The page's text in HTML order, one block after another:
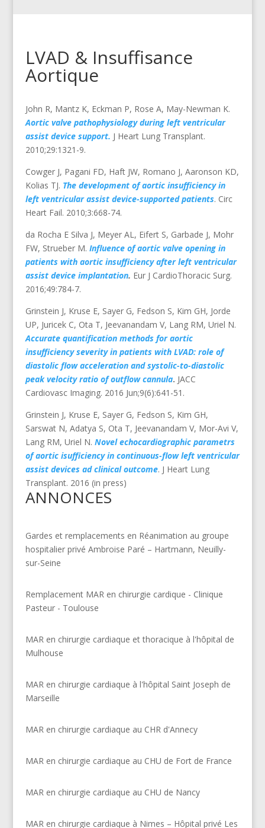
LVAD & Insuffisance
Aortique
John R, Mantz K, Eckman P, Rose A, May-Newman K.
Aortic valve pathophysiology during left ventricular
assist device support. J Heart Lung Transplant.
2010;29:1321-9.
Cowger J, Pagani FD, Haft JW, Romano J, Aaronson KD,
Kolias TJ. The development of aortic insufficiency in
left ventricular assist device-supported patients. Circ
Heart Fail. 2010;3:668-74.
da Rocha E Silva J, Meyer AL, Eifert S, Garbade J, Mohr
FW, Strueber M. Influence of aortic valve opening in
patients with aortic insufficiency after left ventricular
assist device implantation. Eur J CardioThoracic Surg.
2016;49:784-7.
Grinstein J, Kruse E, Sayer G, Fedson S, Kim GH, Jorde
UP, Juricek C, Ota T, Jeevanandam V, Lang RM, Uriel N.
Accurate quantification methods for aortic
insufficiency severity in patients with LVAD: role of
diastolic flow acceleration and systolic-to-diastolic
peak velocity ratio of outflow cannula. JACC
Cardiovasc Imaging. 2016 Jun;9(6):641-51.
Grinstein J, Kruse E, Sayer G, Fedson S, Kim GH,
Sarswat N, Adatya S, Ota T, Jeevanandam V, Mor-Avi V,
Lang RM, Uriel N. Novel echocardiographic parametrs
of aortic isufficiency in continuous-flow left ventricular
assist devices ad clinical outcome. J Heart Lung
Transplant. 2016 (in press)
ANNONCES
Gardes et remplacements en Réanimation au groupe
hospitalier privé Ambroise Paré – Hartmann, Neuilly-
sur-Seine
Remplacement MAR en chirurgie cardique - Clinique
Pasteur - Toulouse
MAR en chirurgie cardiaque et thoracique à l'hôpital de
Mulhouse
MAR en chirurgie cardiaque à l'hôpital Saint Joseph de
Marseille
MAR en chirurgie cardiaque au CHR d'Annecy
MAR en chirurgie cardiaque au CHU de Fort de France
MAR en chirurgie cardiaque au CHU de Nancy
MAR en chirurgie cardiaque à Nimes – Hôpital privé Les